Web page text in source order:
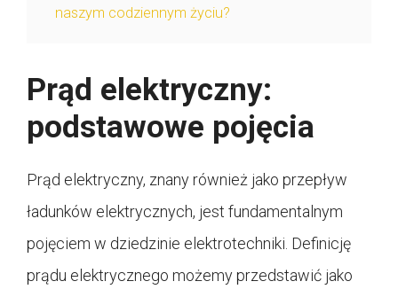
naszym codziennym życiu?
Prąd elektryczny:
podstawowe pojęcia
Prąd elektryczny, znany również jako przepływ
ładunków elektrycznych, jest fundamentalnym
pojęciem w dziedzinie elektrotechniki. Definicję
prądu elektrycznego możemy przedstawić jako